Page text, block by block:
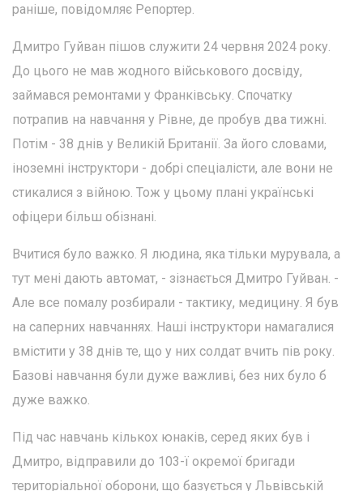
раніше, повідомляє Репортер.
Дмитро Гуйван пішов служити 24 червня 2024 року.
До цього не мав жодного військового досвіду,
займався ремонтами у Франківську. Спочатку
потрапив на навчання у Рівне, де пробув два тижні.
Потім - 38 днів у Великій Британії. За його словами,
іноземні інструктори - добрі спеціалісти, але вони не
стикалися з війною. Тож у цьому плані українські
офіцери більш обізнані.
Вчитися було важко. Я людина, яка тільки мурувала, а
тут мені дають автомат, - зізнається Дмитро Гуйван. -
Але все помалу розбирали - тактику, медицину. Я був
на саперних навчаннях. Наші інструктори намагалися
вмістити у 38 днів те, що у них солдат вчить пів року.
Базові навчання були дуже важливі, без них було б
дуже важко.
Під час навчань кількох юнаків, серед яких був і
Дмитро, відправили до 103-ї окремої бригади
територіальної оборони, що базується у Львівській